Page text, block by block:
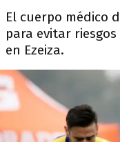
El cuerpo médico
para evitar
en Ezeiza.